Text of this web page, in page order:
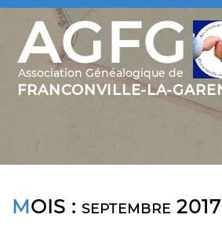
MOIS : septembre 2017